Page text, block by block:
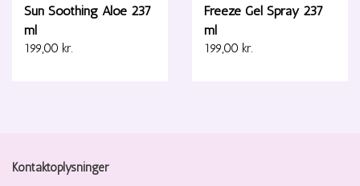
Sun Soothing Aloe 237
ml
199,00 kr.
Freeze Gel Spray 237
ml
199,00 kr.
Kontaktoplysninger